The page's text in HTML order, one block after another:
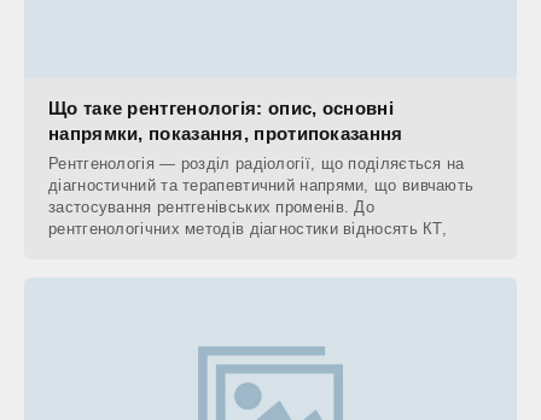
Що таке рентгенологія: опис, основні
напрямки, показання, протипоказання
Рентгенологія — розділ радіології, що поділяється на
діагностичний та терапевтичний напрями, що вивчають
застосування рентгенівських променів. До
рентгенологічних методів діагностики відносять КТ,